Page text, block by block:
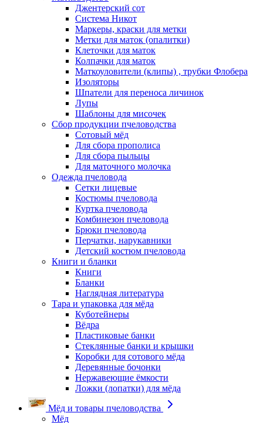
Джентерский сот
Система Никот
Маркеры, краски для метки
Метки для маток (опалитки)
Клеточки для маток
Колпачки для маток
Маткоуловители (клипы) , трубки Флобера
Изоляторы
Шпатели для переноса личинок
Лупы
Шаблоны для мисочек
Сбор продукции пчеловодства
Сотовый мёд
Для сбора прополиса
Для сбора пыльцы
Для маточного молочка
Одежда пчеловода
Сетки лицевые
Костюмы пчеловода
Куртка пчеловода
Комбинезон пчеловода
Брюки пчеловода
Перчатки, нарукавники
Детский костюм пчеловода
Книги и бланки
Книги
Бланки
Наглядная литература
Тара и упаковка для мёда
Куботейнеры
Вёдра
Пластиковые банки
Стеклянные банки и крышки
Коробки для сотового мёда
Деревянные бочонки
Нержавеющие ёмкости
Ложки (лопатки) для мёда
Мёд и товары пчеловодства
Мёд